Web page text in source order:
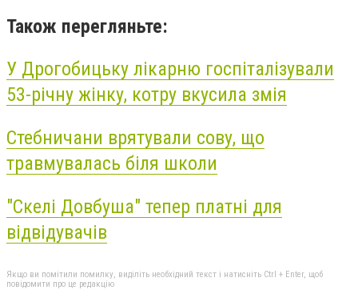
Також перегляньте:
У Дрогобицьку лікарню госпіталізували
53-річну жінку, котру вкусила змія
Стебничани врятували сову, що
травмувалась біля школи
"Скелі Довбуша" тепер платні для
відвідувачів
Якщо ви помітили помилку, виділіть необхідний текст і натисніть Ctrl + Enter, щоб
повідомити про це редакцію